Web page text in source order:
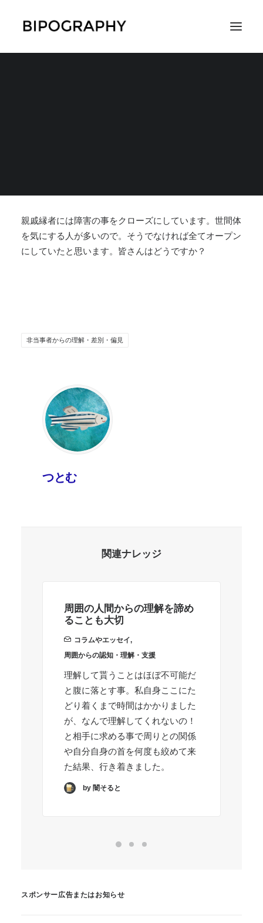
親戚縁者には障害の事をクローズにしています。世間体
を気にする人が多いので。そうでなければ全てオープン
にしていたと思います。皆さんはどうですか？
非当事者からの理解・差別・偏見
つとむ
関連ナレッジ
周囲の人間からの理解を諦め
ることも大切
コラムやエッセイ,
周囲からの認知・理解・支援
理解して貰うことはほぼ不可能だ
と腹に落とす事。私自身ここにた
どり着くまで時間はかかりました
が、なんで理解してくれないの！
と相手に求める事で周りとの関係
や自分自身の首を何度も絞めて来
た結果、行き着きました。
by 闇そると
スポンサー広告またはお知らせ